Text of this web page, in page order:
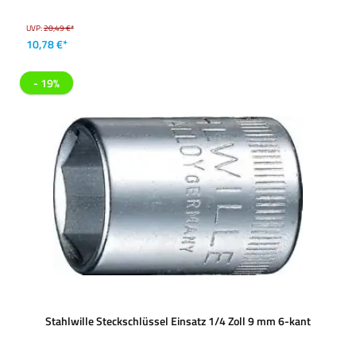
UVP:20,49 €*
10,78 €*
- 19%
Stahlwille Steckschlüssel Einsatz 1/4 Zoll 9 mm 6-kant